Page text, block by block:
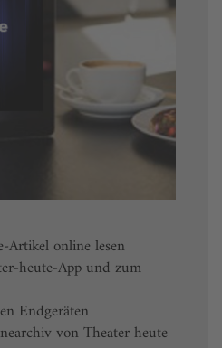
Artikel online lesen
heute-App und zum
Endgeräten
von Theater heute